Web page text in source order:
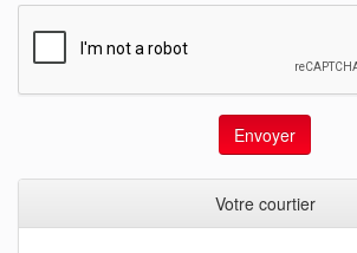
Envoyer
Votre courtier